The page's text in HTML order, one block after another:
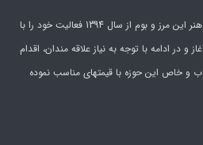
تیم هنری کلک عشق با هدف اعتلای هنر این مرز و بوم از سال 1394 فعالیت خود را با
در ادامه با توجه به نیاز علاقه مندان، اقدام
و خاص این حوزه با قیمتهای مناسب نموده